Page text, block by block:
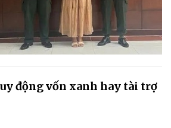
động vốn xanh hay tài trợ